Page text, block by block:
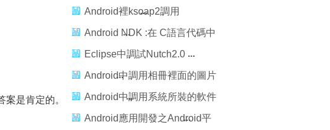
是肯定的。
Android
Android裡ksoap2調用
WebService
Android NDK :在 C語言代碼中
輸出Log
Eclipse中調試Nutch2.0
Android中調用相冊裡面的圖片
並返回
Android中調用系統所裝的軟件
打開文件
Android應用開發之Android平